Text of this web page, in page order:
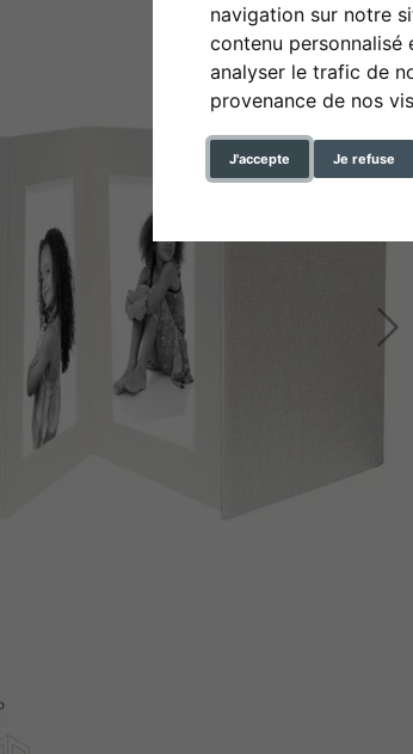
navigation sur notre
contenu
analyser le trafic de
provenance de nos
J'accepte Je refuse